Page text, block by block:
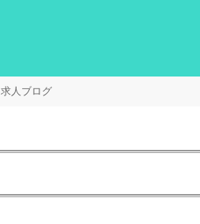
求人ブログ